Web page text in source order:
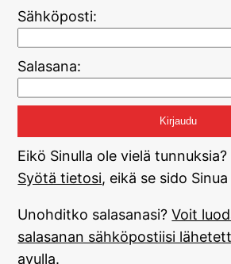
Sähköposti:
Salasana:
Eikö Sinulla ole vielä tunnuksia?
Syötä tietosi, eikä se sido
Unohditko salasanasi?Voit
salasanan sähköpostiisi
avulla.